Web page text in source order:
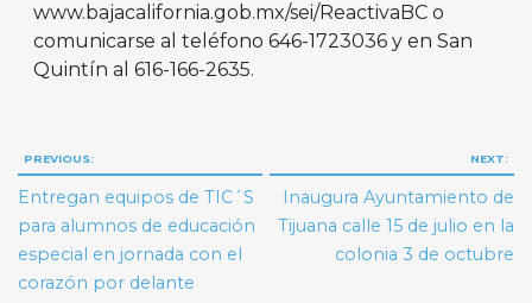
www.bajacalifornia.gob.mx/sei/ReactivaBC o
comunicarse al teléfono 646-1723036 y en San
Quintín al 616-166-2635.
Navegación
de
entradas
PREVIOUS:
Entregan equipos de TIC´S
para alumnos de educación
especial en jornada con el
corazón por delante
NEXT:
Inaugura Ayuntamiento de
Tijuana calle 15 de julio en la
colonia 3 de octubre